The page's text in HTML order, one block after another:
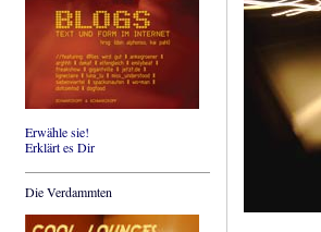
Erwähle sie!
Erklärt es Dir
Die Verdammten